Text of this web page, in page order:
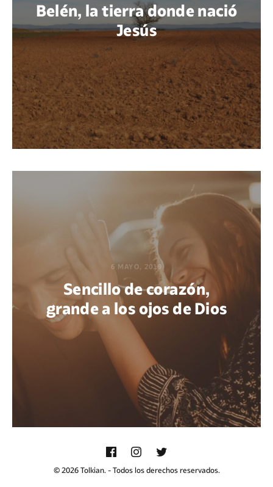
Belén, la tierra donde nació
Jesús
POR RANDA HASFURA
6 MAYO, 2019
Sencillo de corazón,
grande a los ojos de Dios
POR DIEGO QUIJANO
© 2026 Tolkian. - Todos los derechos reservados.